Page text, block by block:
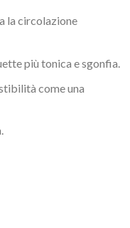
la circolazione
più tonica e sgonfia.
come una